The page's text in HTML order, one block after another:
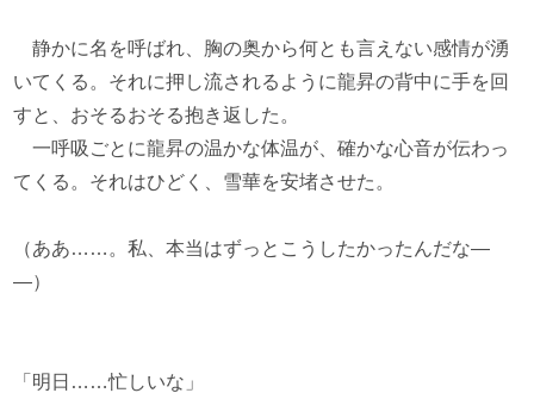
静かに名を呼ばれ、胸の奥から何とも言えない感情が湧
いてくる。それに押し流されるように龍昇の背中に手を回
すと、おそるおそる抱き返した。
一呼吸ごとに龍昇の温かな体温が、確かな心音が伝わっ
てくる。それはひどく、雪華を安堵させた。
（ああ……。私、本当はずっとこうしたかったんだな―
―）
「明日……忙しいな」